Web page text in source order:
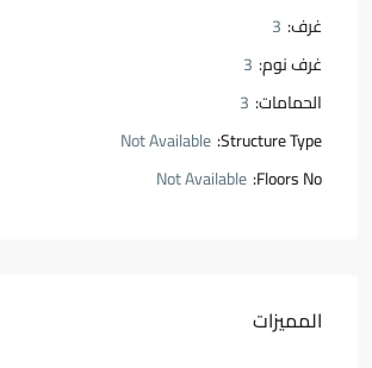
غرف: 3
غرف نوم: 3
الحمامات: 3
Structure Type:
Not Available
Floors No:
Not Available
المميزات